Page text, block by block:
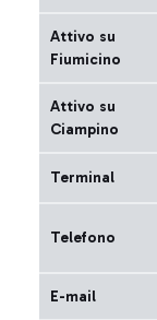
Attivo su
Fiumicino
Attivo su
Ciampino
Terminal
Telefono
E-mail